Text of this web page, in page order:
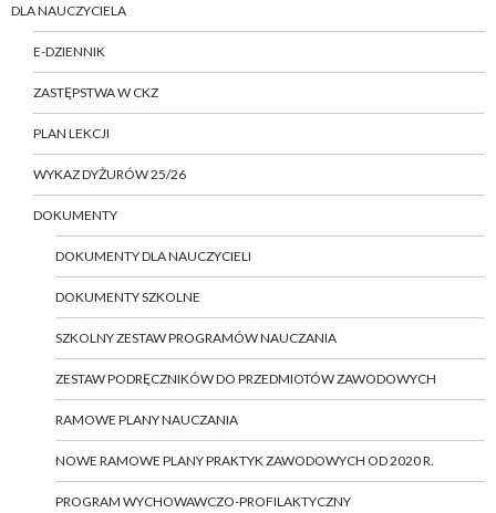
DLA NAUCZYCIELA
E-DZIENNIK
ZASTĘPSTWA W CKZ
PLAN LEKCJI
WYKAZ DYŻURÓW 25/26
DOKUMENTY
DOKUMENTY DLA NAUCZYCIELI
DOKUMENTY SZKOLNE
SZKOLNY ZESTAW PROGRAMÓW NAUCZANIA
ZESTAW PODRĘCZNIKÓW DO PRZEDMIOTÓW ZAWODOWYCH
RAMOWE PLANY NAUCZANIA
NOWE RAMOWE PLANY PRAKTYK ZAWODOWYCH OD 2020 R.
PROGRAM WYCHOWAWCZO-PROFILAKTYCZNY